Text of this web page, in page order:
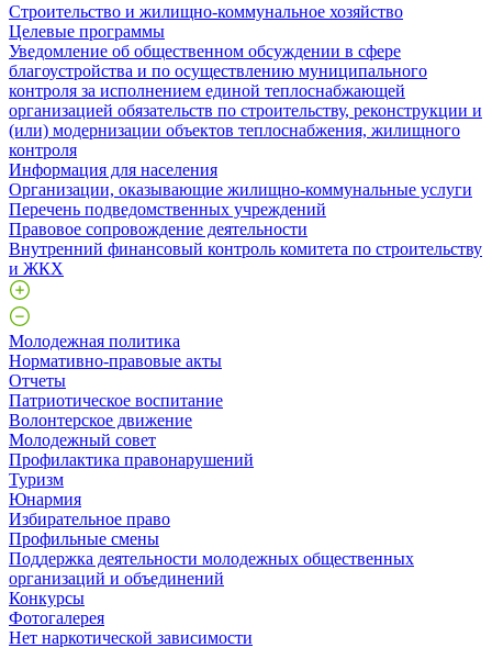
Строительство и жилищно-коммунальное хозяйство
Целевые программы
Уведомление об общественном обсуждении в сфере
благоустройства и по осуществлению муниципального
контроля за исполнением единой теплоснабжающей
организацией обязательств по строительству, реконструкции и
(или) модернизации объектов теплоснабжения, жилищного
контроля
Информация для населения
Организации, оказывающие жилищно-коммунальные услуги
Перечень подведомственных учреждений
Правовое сопровождение деятельности
Внутренний финансовый контроль комитета по строительству
и ЖКХ
Молодежная политика
Нормативно-правовые акты
Отчеты
Патриотическое воспитание
Волонтерское движение
Молодежный совет
Профилактика правонарушений
Туризм
Юнармия
Избирательное право
Профильные смены
Поддержка деятельности молодежных общественных
организаций и объединений
Конкурсы
Фотогалерея
Нет наркотической зависимости